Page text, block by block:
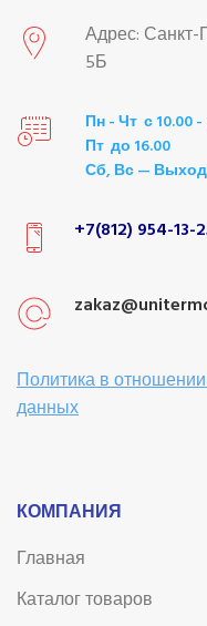
Адрес: Санкт-
5Б
Пн - Чт с 10.00 -
Пт до 16.00
Сб, Вс —
+7(812) 954-13-
Политика в
данных
КОМПАНИЯ
Главная
Каталог товаров